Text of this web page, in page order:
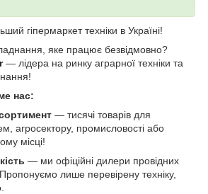
гіпермаркет техніки в Україні!
яке працює безвідмовно?
— лідера на ринку аграрної техніки та
нас:
— тисячі товарів для
агросектору, промисловості або
місці!
— ми офіційні дилери провідних
лише перевірену техніку,